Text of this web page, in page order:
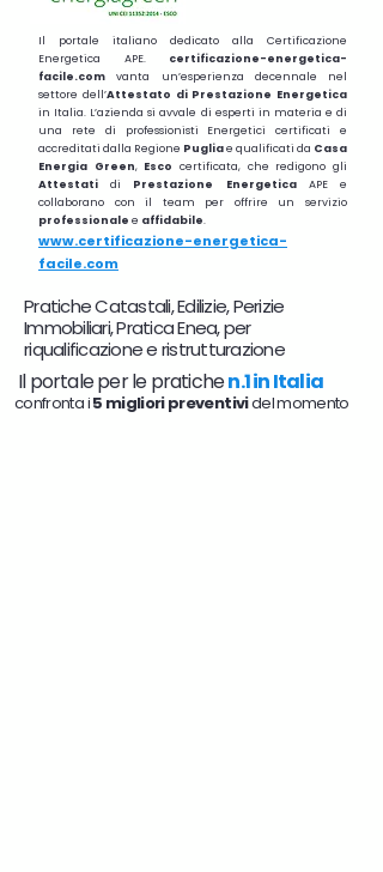
Il portale italiano dedicato alla Certificazione
Energetica APE. certificazione-energetica-
facile.com vanta un’esperienza decennale nel
settore dell’Attestato di Prestazione Energetica
in Italia. L’azienda si avvale di esperti in materia e di
una rete di professionisti Energetici certificati e
accreditati dalla Regione Pugliae qualificati da Casa
Energia Green, Escocertificata, che redigono gli
Attestatidi Prestazione EnergeticaAPE e
collaborano con il team per offrire un servizio
professionale e affidabile.
www.certificazione-energetica-
facile.com
Pratiche Catastali, Edilizie, Perizie
Immobiliari, Pratica Enea, per
riqualificazione e ristrutturazione
Il portale per le pratichen.1 in Italia
confronta i5 migliori preventividel momento